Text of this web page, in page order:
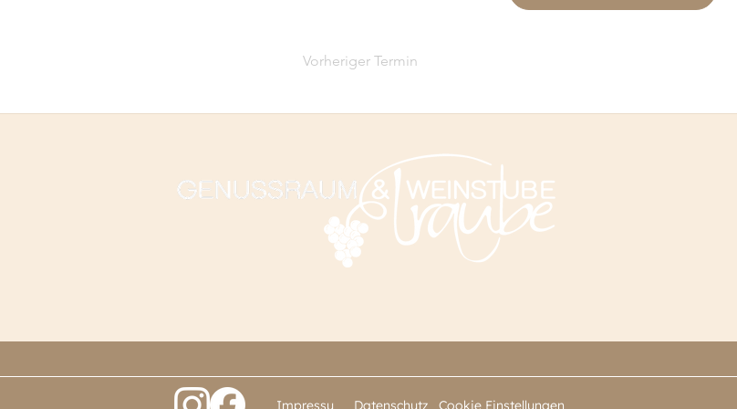
Vorheriger Termin
Impressu Datenschutz Cookie Einstellungen